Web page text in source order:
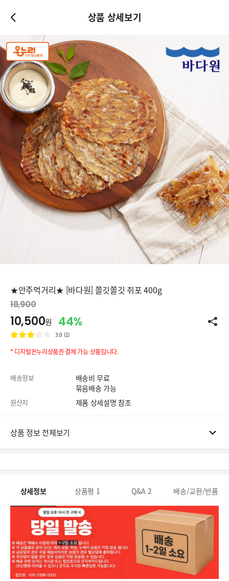
상품 상세보기
★안주먹거리★ [바다원] 쫄깃쫄깃 쥐포 400g
18,900
10,500원 44%
3.0 (1)
* 디지털온누리상품권 결제 가능 상품입니다.
배송정보
배송비 무료
묶음배송 가능
원산지 제품 상세설명 참조
상품 정보 전체보기
상세정보 상품평 1 Q&A 2 배송/교환/반품